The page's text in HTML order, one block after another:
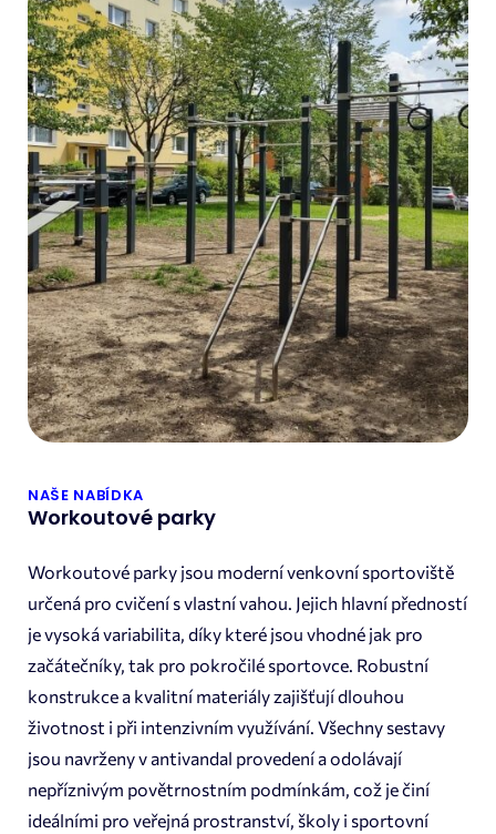
NAŠE NABÍDKA
Workoutové parky
Workoutové parky jsou moderní venkovní sportoviště
určená pro cvičení s vlastní vahou. Jejich hlavní předností
je vysoká variabilita, díky které jsou vhodné jak pro
začátečníky, tak pro pokročilé sportovce. Robustní
konstrukce a kvalitní materiály zajišťují dlouhou
životnost i při intenzivním využívání. Všechny sestavy
jsou navrženy v antivandal provedení a odolávají
nepříznivým povětrnostním podmínkám, což je činí
ideálními pro veřejná prostranství, školy i sportovní